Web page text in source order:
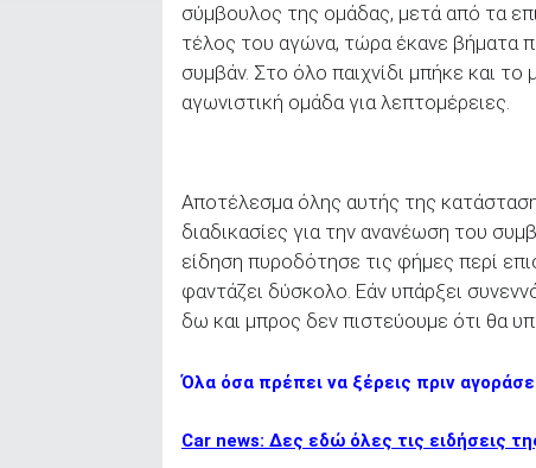
Επιχειρήσεις
ΑΝΑΖΗΤΗΣΗ
σύμβουλος της ομάδας, μετά από τα
τέλος του αγώνα, τώρα έκανε βήματα
συμβάν. Στο όλο παιχνίδι μπήκε και
αγωνιστική ομάδα για λεπτομέρειες.
Αποτέλεσμα όλης αυτής της
διαδικασίες για την ανανέωση του
είδηση πυροδότησε τις φήμες περί
φαντάζει δύσκολο. Εάν υπάρξει
δω και μπρος δεν πιστεύουμε ότι θα
Όλα όσα πρέπει να ξέρεις πριν
Car news: Δες εδώ όλες τις ειδήσεις